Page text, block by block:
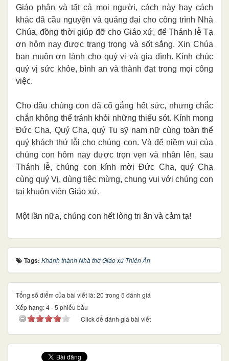
Giáo phận và tất cả mọi người, cách này hay cách
khác đã cầu nguyện và quảng đại cho công trình Nhà
Chúa, đồng thời giúp đỡ cho Giáo xứ, để Thánh lễ Tạ
ơn hôm nay được trang trọng và sốt sắng. Xin Chúa
ban muôn ơn lành cho quý vị và gia đình. Kính chúc
quý vị sức khỏe, bình an và thành đạt trong mọi công
việc.
Cho dầu chúng con đã cố gắng hết sức, nhưng chắc
chắn không thể tránh khỏi những thiếu sót. Kính mong
Đức Cha, Quý Cha, quý Tu sỹ nam nữ cùng toàn thể
quý khách thứ lỗi cho chúng con. Và để niềm vui của
chúng con hôm nay được trọn vẹn và nhân lên, sau
Thánh lễ, chúng con kính mời Đức Cha, quý Cha
cùng quý Vị, dùng tiệc mừng, chung vui với chúng con
tại khuôn viên Giáo xứ.
Một lần nữa, chúng con hết lòng tri ân và cảm tạ!
Tags: Khánh thành Nhà thờ Giáo xứ Thiên Ân
Tổng số điểm của bài viết là: 20 trong 5 đánh giá
Xếp hạng:4-5 phiếu bầu
Click để đánh giá bài viết